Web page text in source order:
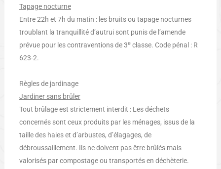
Tapage nocturne
Entre 22h et 7h du matin : les bruits ou tapage nocturnes
troublant la tranquillité d’autrui sont punis de l’amende
prévue pour les contraventions de 3eclasse. Code pénal : R
623-2.
Règles de jardinage
Jardiner sans brûler
Tout brûlage est strictement interdit : Les déchets
concernés sont ceux produits par les ménages, issus de la
taille des haies et d’arbustes, d’élagages, de
débroussaillement. Ils ne doivent pas être brûlés mais
valorisés par compostage ou transportés en déchèterie.